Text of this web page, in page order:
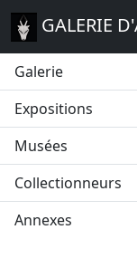
GALERIE
Galerie
Expositions
Musées
Collectionneurs
Annexes